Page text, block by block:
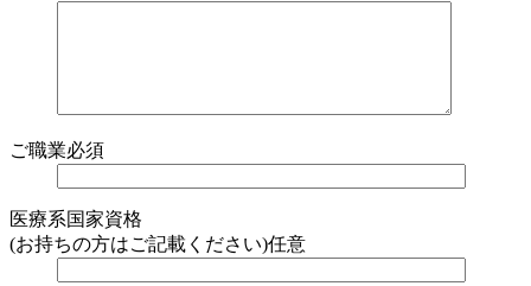
ご職業必須
医療系国家資格
(お持ちの方はご記載ください)任意